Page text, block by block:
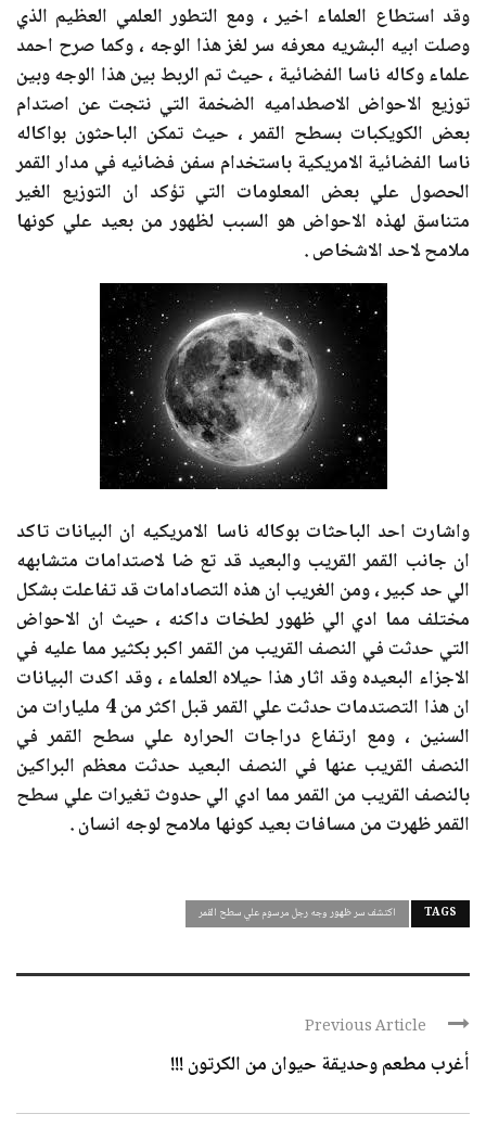
وقد استطاع العلماء اخير ، ومع التطور العلمي العظيم الذي
وصلت ابيه البشريه معرفه سر لغز هذا الوجه ، وكما صرح احمد
علماء وكاله ناسا الفضائية ، حيث تم الربط بين هذا الوجه وبين
توزيع الاحواض الاصطداميه الضخمة التي نتجت عن اصتدام
بعض الكويكبات بسطح القمر ، حيث تمكن الباحثون بواكاله
ناسا الفضائية الامريكية باستخدام سفن فضائيه في مدار القمر
الحصول علي بعض المعلومات التي تؤكد ان التوزيع الغير
متناسق لهذه الاحواض هو السبب لظهور من بعيد علي كونها
ملامح لاحد الاشخاص .
واشارت احد الباحثات بوكاله ناسا الامريكيه ان البيانات تاكد
ان جانب القمر القريب والبعيد قد تع ضا لاصتدامات متشابهه
الي حد كبير ، ومن الغريب ان هذه التصادامات قد تفاعلت بشكل
مختلف مما ادي الي ظهور لطخات داكنه ، حيث ان الاحواض
التي حدثت في النصف القريب من القمر اكبر بكثير مما عليه في
الاجزاء البعيده وقد اثار هذا حيلاه العلماء ، وقد اكدت البيانات
ان هذا التصتدمات حدثت علي القمر قبل اكثر من 4 مليارات من
السنين ، ومع ارتفاع دراجات الحراره علي سطح القمر في
النصف القريب عنها في النصف البعيد حدثت معظم البراكين
بالنصف القريب من القمر مما ادي الي حدوث تغيرات علي سطح
القمر ظهرت من مسافات بعيد كونها ملامح لوجه انسان .
TAGS اكتشف سر ظهور وجه رجل مرسوم علي سطح القمر
Previous Article
أغرب مطعم وحديقة حيوان من الكرتون !!!